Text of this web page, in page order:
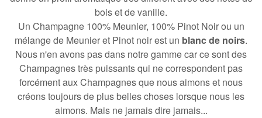
bois et de vanille.
Un Champagne 100% Meunier, 100% Pinot Noir ou un
mélange de Meunier et Pinot noir est un blanc de noirs.
Nous n'en avons pas dans notre gamme car ce sont des
Champagnes très puissants qui ne correspondent pas
forcément aux Champagnes que nous aimons et nous
créons toujours de plus belles choses lorsque nous les
aimons. Mais ne jamais dire jamais...